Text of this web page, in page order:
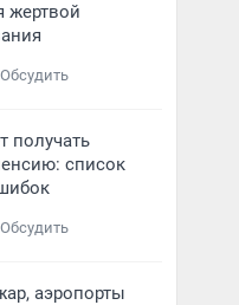
жертвой
Обсудить
получать
список
Обсудить
аэропорты